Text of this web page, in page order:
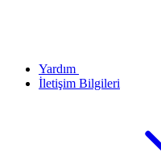
Yardım
İletişim Bilgileri